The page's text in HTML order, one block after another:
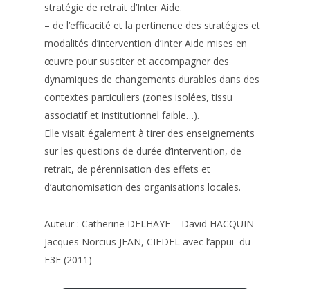
stratégie de retrait d’Inter Aide.
– de l’efficacité et la pertinence des stratégies et
modalités d’intervention d’Inter Aide mises en
œuvre pour susciter et accompagner des
dynamiques de changements durables dans des
contextes particuliers (zones isolées, tissu
associatif et institutionnel faible…).
Elle visait également à tirer des enseignements
sur les questions de durée d’intervention, de
retrait, de pérennisation des effets et
d’autonomisation des organisations locales.
Auteur : Catherine DELHAYE – David HACQUIN –
Jacques Norcius JEAN, CIEDEL avec l’appui du
F3E (2011)